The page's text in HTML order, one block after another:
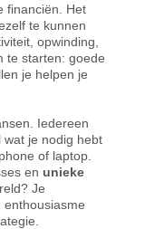
financiën. Het
te kunnen
opwinding,
te starten: goede
je helpen je
Iedereen
wat je nodig hebt
of laptop.
en unieke
Je
enthousiasme